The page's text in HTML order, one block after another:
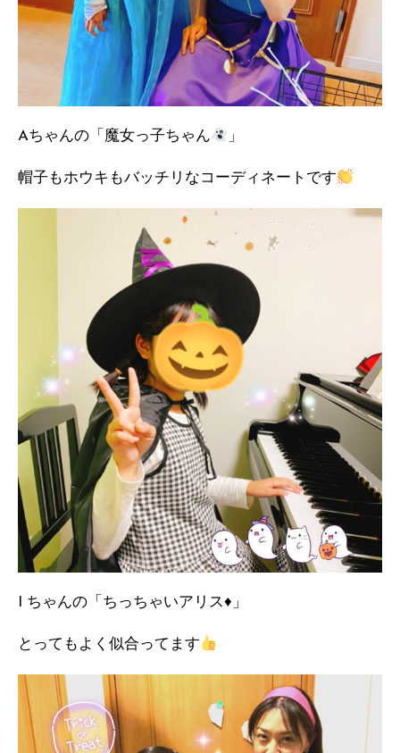
Aちゃんの「魔女っ子ちゃん 」
帽子もホウキもバッチリなコーディネートです
I ちゃんの「ちっちゃいアリス♦️」
とってもよく似合ってます